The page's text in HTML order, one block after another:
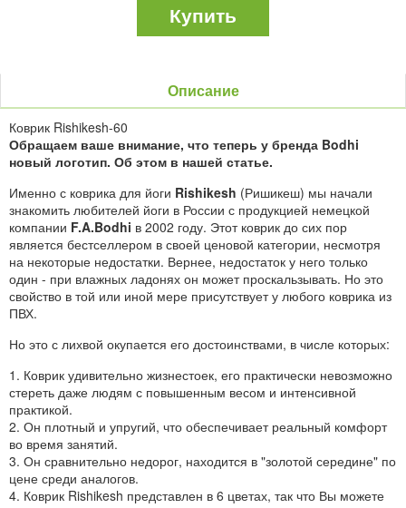
Купить
Описание
Коврик Rishikesh-60
Обращаем ваше внимание, что теперь у бренда Bodhi
новый логотип. Об этом в нашей статье.
Именно с коврика для йоги Rishikesh (Ришикеш) мы начали
знакомить любителей йоги в России с продукцией немецкой
компании F.A.Bodhi в 2002 году. Этот коврик до сих пор
является бестселлером в своей ценовой категории, несмотря
на некоторые недостатки. Вернее, недостаток у него только
один - при влажных ладонях он может проскальзывать. Но это
свойство в той или иной мере присутствует у любого коврика из
ПВХ.
Но это с лихвой окупается его достоинствами, в числе которых:
1. Коврик удивительно жизнестоек, его практически невозможно
стереть даже людям с повышенным весом и интенсивной
практикой.
2. Он плотный и упругий, что обеспечивает реальный комфорт
во время занятий.
3. Он сравнительно недорог, находится в "золотой середине" по
цене среди аналогов.
4. Коврик Rishikesh представлен в 6 цветах, так что Вы можете